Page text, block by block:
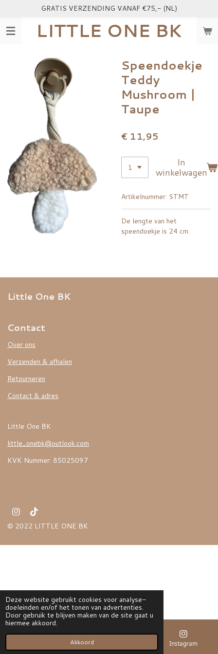
Deze website gebruikt cookies voor analyse-
doeleinden en/of het tonen van advertenties.
Door gebruik te blijven maken van de site gaat u
hiermee akkoord.
Akkoord
naar
LITTLE ONE BK
GRATIS VERZENDING VANAF €75,- (NL)
Speendoekje
Teddy
Mushroom |
Taupe
€ 11,95
In
winkelwagen
Artikelnummer: STMT
De lengte van het
speendoekje is 24 cm.
Little One BK
Contact
Over ons
Verzenden & afhalen
Retourneren
Contact & adres
Little One BK
little_onebk@outlook.com
KVK Nummer: 85025097
I
n
s
a
T
k
o
© 2022 LITTLE ONE BK
E-mailadres Instagram